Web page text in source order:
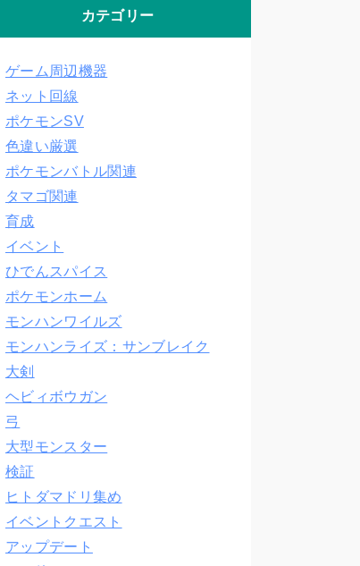
カテゴリー
ゲーム周辺機器
ネット回線
ポケモンSV
色違い厳選
ポケモンバトル関連
タマゴ関連
育成
イベント
ひでんスパイス
ポケモンホーム
モンハンワイルズ
モンハンライズ：サンブレイク
大剣
ヘビィボウガン
弓
大型モンスター
検証
ヒトダマドリ集め
イベントクエスト
アップデート